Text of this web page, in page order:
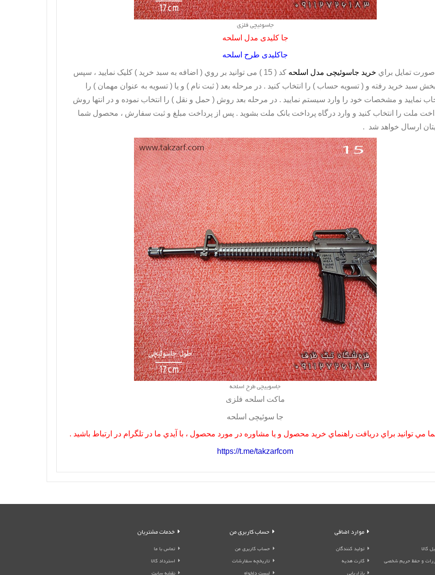
جاسوئیچی فلزی
جا کلیدی مدل اسلحه
جاکلیدی طرح اسلحه
تمايل براي خريد جاسوئیچی مدل اسلحه
کد ( 15 ) می توانيد بر روي ( اضافه به سبد خريد ) کليک نماييد ، سپس
سبد خريد رفته و ( تسويه حساب ) را انتخاب کنيد . در مرحله بعد ( ثبت نام ) و يا ( تسويه به عنوان مهمان ) را
نماييد و مشخصات خود را وارد سيستم نماييد . در مرحله بعد روش ( حمل و نقل ) را انتخاب نموده و در انتها روش
ملت را انتخاب کنيد و وارد درگاه پرداخت بانک ملت بشويد . پس از پرداخت مبلغ و ثبت سفارش ، محصول شما
ارسال خواهد شد .
جاسوییچی طرح اسلحه
ماکت اسلحه فلزی
جا سوئیچی اسلحه
مي توانيد براي دريافت راهنماي خريد محصول و يا مشاوره در مورد محصول ، با آيدي ما در تلگرام در ارتباط باشيد .
https://t.me/takzarfcom
کالا
و حفظ حریم شخصی
موارد اضافی
تولید کنندگان
کارت هدیه
حساب کاربری من
حساب کاربری من
تاریخچه سفارشات
خدمات مشتریان
تماس با ما
استرداد کالا